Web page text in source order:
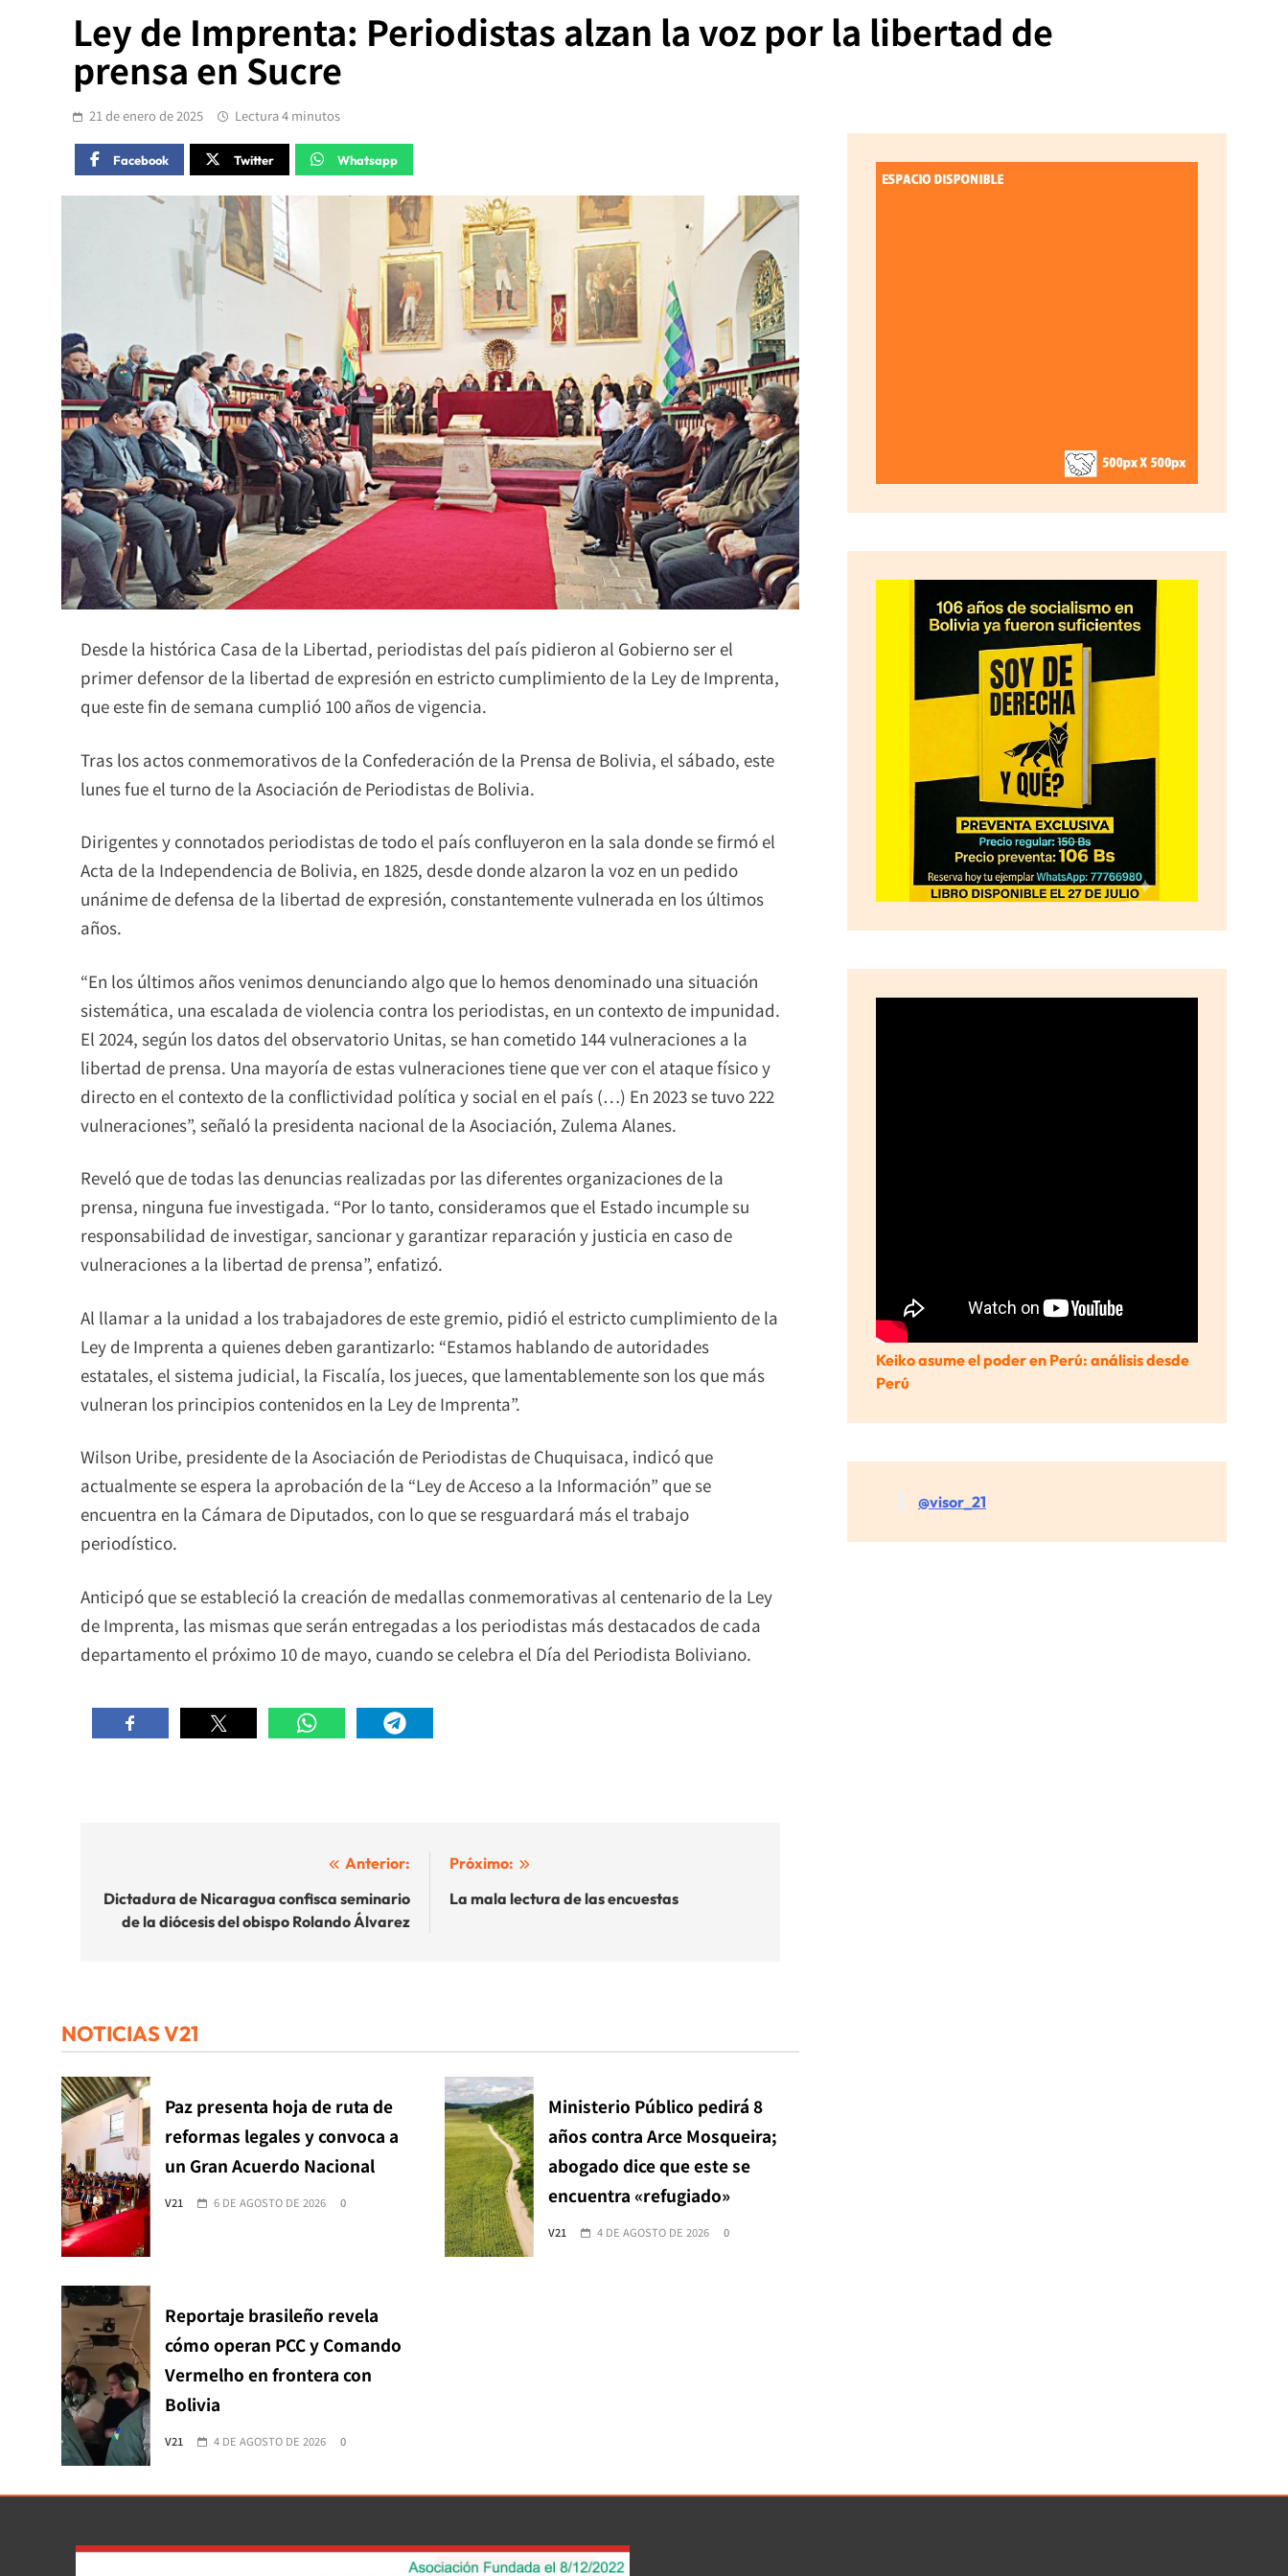
Ley de Imprenta: Periodistas alzan la voz por la libertad de
prensa en Sucre
21 de enero de 2025 Lectura 4 minutos
Facebook Twitter Whatsapp
Desde la histórica Casa de la Libertad, periodistas del país pidieron al Gobierno ser el
primer defensor de la libertad de expresión en estricto cumplimiento de la Ley de Imprenta,
que este fin de semana cumplió 100 años de vigencia.
Tras los actos conmemorativos de la Confederación de la Prensa de Bolivia, el sábado, este
lunes fue el turno de la Asociación de Periodistas de Bolivia.
Dirigentes y connotados periodistas de todo el país confluyeron en la sala donde se firmó el
Acta de la Independencia de Bolivia, en 1825, desde donde alzaron la voz en un pedido
unánime de defensa de la libertad de expresión, constantemente vulnerada en los últimos
años.
“En los últimos años venimos denunciando algo que lo hemos denominado una situación
sistemática, una escalada de violencia contra los periodistas, en un contexto de impunidad.
El 2024, según los datos del observatorio Unitas, se han cometido 144 vulneraciones a la
libertad de prensa. Una mayoría de estas vulneraciones tiene que ver con el ataque físico y
directo en el contexto de la conflictividad política y social en el país (…) En 2023 se tuvo 222
vulneraciones”, señaló la presidenta nacional de la Asociación, Zulema Alanes.
Reveló que de todas las denuncias realizadas por las diferentes organizaciones de la
prensa, ninguna fue investigada. “Por lo tanto, consideramos que el Estado incumple su
responsabilidad de investigar, sancionar y garantizar reparación y justicia en caso de
vulneraciones a la libertad de prensa”, enfatizó.
Al llamar a la unidad a los trabajadores de este gremio, pidió el estricto cumplimiento de la
Ley de Imprenta a quienes deben garantizarlo: “Estamos hablando de autoridades
estatales, el sistema judicial, la Fiscalía, los jueces, que lamentablemente son los que más
vulneran los principios contenidos en la Ley de Imprenta”.
Wilson Uribe, presidente de la Asociación de Periodistas de Chuquisaca, indicó que
actualmente se espera la aprobación de la “Ley de Acceso a la Información” que se
encuentra en la Cámara de Diputados, con lo que se resguardará más el trabajo
periodístico.
Anticipó que se estableció la creación de medallas conmemorativas al centenario de la Ley
de Imprenta, las mismas que serán entregadas a los periodistas más destacados de cada
departamento el próximo 10 de mayo, cuando se celebra el Día del Periodista Boliviano.
de
entradas
Anterior:
Dictadura de Nicaragua confisca seminario
de la diócesis del obispo Rolando Álvarez
Próximo:
La mala lectura de las encuestas
NOTICIAS V21
Paz presenta hoja de ruta de
reformas legales y convoca a
un Gran Acuerdo Nacional
V21 6 DE AGOSTO DE 2026 0
Ministerio Público pedirá 8
años contra Arce Mosqueira;
abogado dice que este se
encuentra «refugiado»
V21 4 DE AGOSTO DE 2026 0
Reportaje brasileño revela
cómo operan PCC y Comando
Vermelho en frontera con
Bolivia
V21 4 DE AGOSTO DE 2026 0
Keiko asume el poder en Perú: análisis desde
Perú
@visor_21